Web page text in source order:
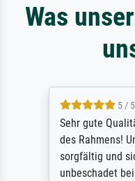
Was
5 / 5
Sehr gute
des Rahmens!
sorgfältig und
unbeschadet